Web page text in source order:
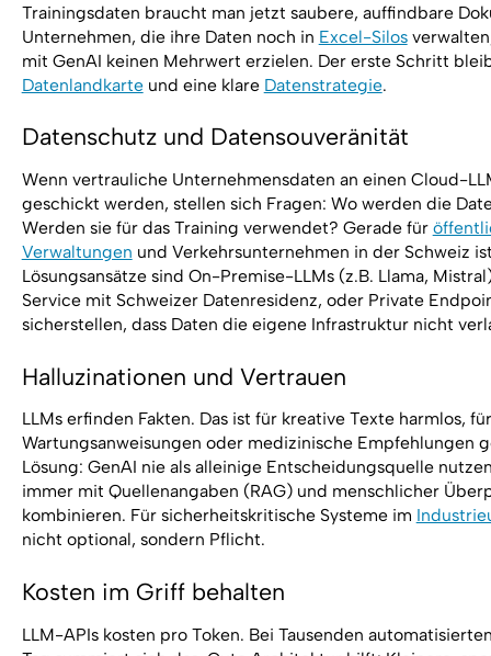
Trainingsdaten braucht man jetzt saubere, auffindbare
Unternehmen, die ihre Daten noch in Excel-Silos
mit GenAI keinen Mehrwert erzielen. Der erste Schritt
Datenlandkarteund eine klare Datenstrategie.
Datenschutz und Datensouveränität
Wenn vertrauliche Unternehmensdaten an einen Cloud-
geschickt werden, stellen sich Fragen: Wo werden die
Werden sie für das Training verwendet? Gerade für
Verwaltungen und Verkehrsunternehmen in der Schweiz
Lösungsansätze sind On-Premise-LLMs (z.B. Llama,
Service mit Schweizer Datenresidenz, oder Private
sicherstellen, dass Daten die eigene Infrastruktur nicht
Halluzinationen und Vertrauen
LLMs erfinden Fakten. Das ist für kreative Texte harmlos, für
Wartungsanweisungen oder medizinische Empfehlungen
Lösung: GenAI nie als alleinige Entscheidungsquelle
immer mit Quellenangaben (RAG) und menschlicher
kombinieren. Für sicherheitskritische Systeme im
nicht optional, sondern Pflicht.
Kosten im Griff behalten
LLM-APIs kosten pro Token. Bei Tausenden